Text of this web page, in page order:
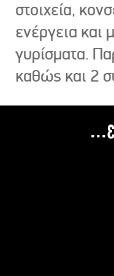
στοιχεία,
ενέργεια και
γυρίσματα.
καθώς και 2